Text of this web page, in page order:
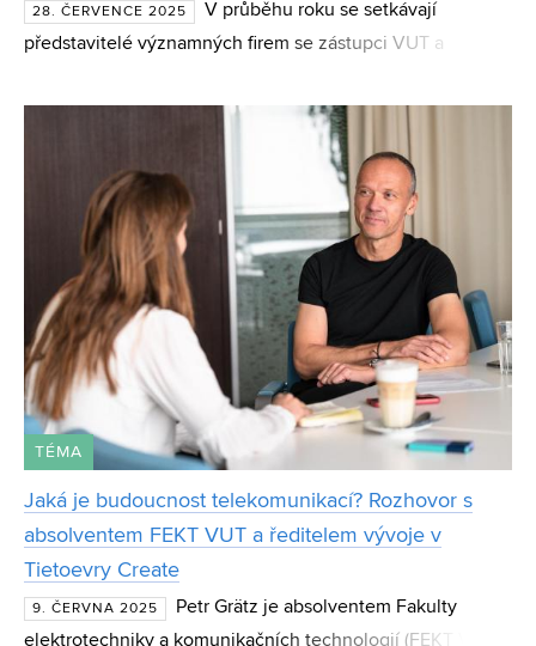
28. ČERVENCE 2025
V průběhu roku se setkávají
představitelé významných firem se zástupci VUT a
takových byl workshop zaměřený na systémové
TÉMA
Jaká je budoucnost telekomunikací? Rozhovor s
absolventem FEKT VUT a ředitelem vývoje v
Tietoevry Create
9. ČERVNA 2025
Petr Grätz je absolventem Fakulty
elektrotechniky a komunikačních technologií (FEKT VUT)